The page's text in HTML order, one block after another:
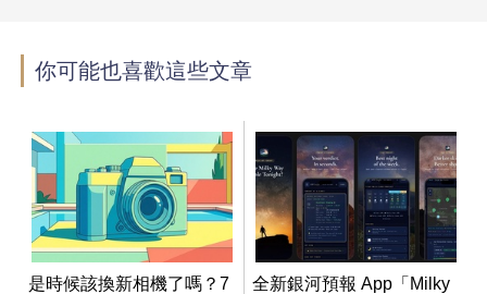
你可能也喜歡這些文章
是時候該換新相機了嗎？7
全新銀河預報 App「Milky